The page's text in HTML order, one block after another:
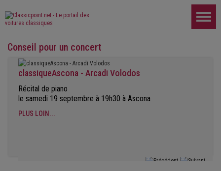
Conseil pour un concert
classiqueAscona - Arcadi Volodos
Récital de piano
le samedi 19 septembre à 19h30 à Ascona
PLUS LOIN...